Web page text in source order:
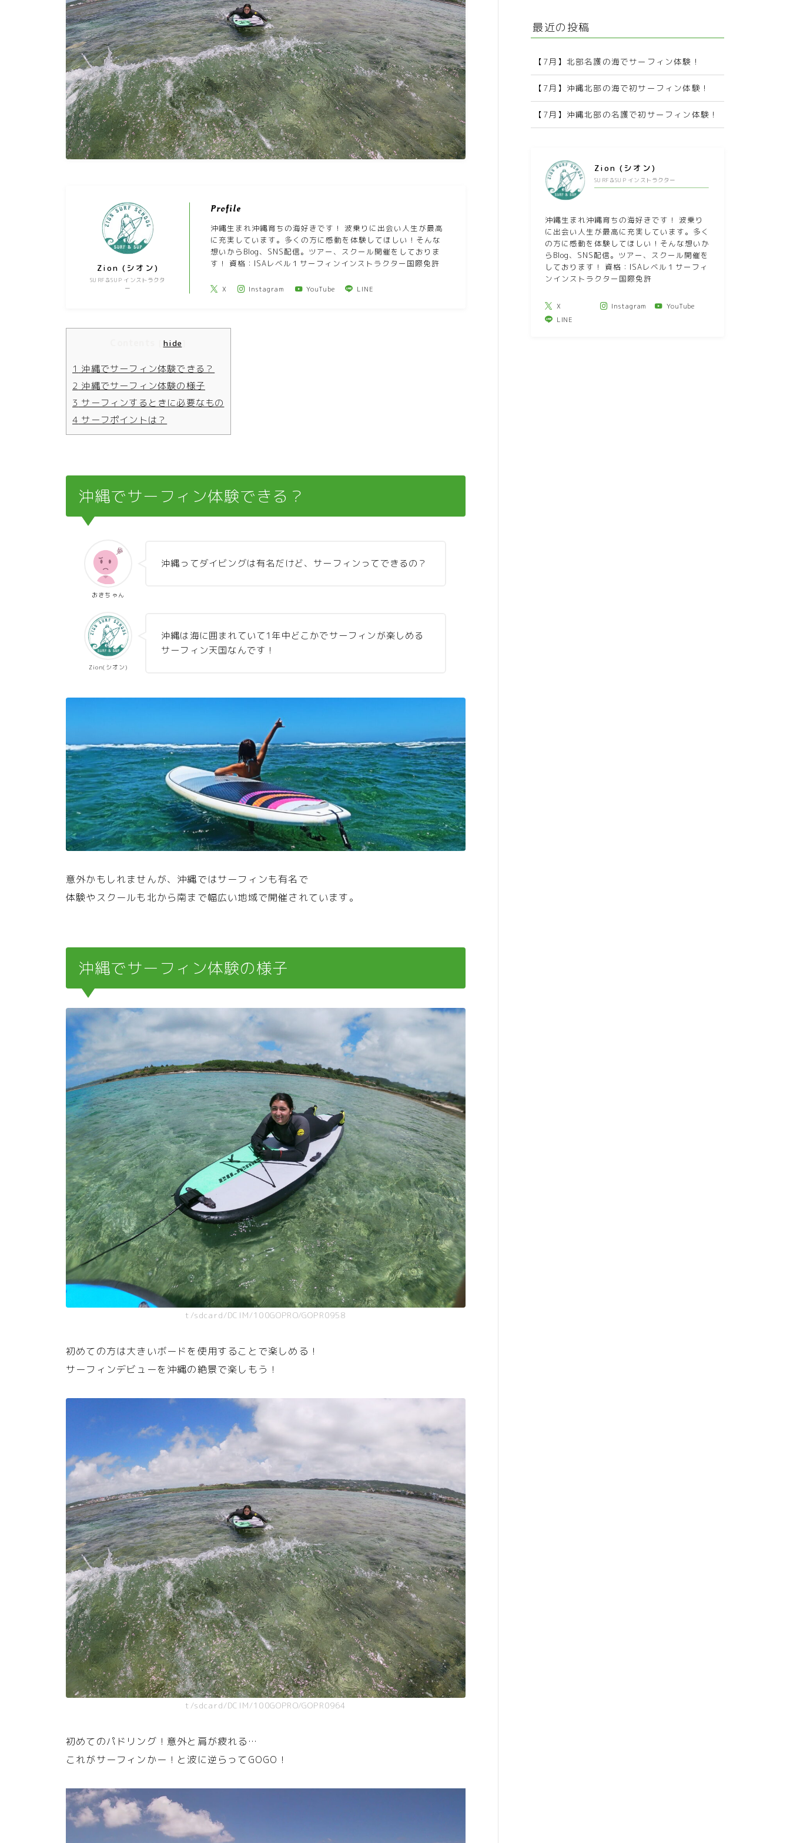
Zion (シオン)
SURF＆SUP インストラクタ
ー
Profile
沖縄生まれ沖縄育ちの海好きです！ 波乗りに出会い人生が最高
に充実しています。多くの方に感動を体験してほしい！そんな
想いからBlog、SNS配信。ツアー、スクール開催をしておりま
す！ 資格：ISAレベル１サーフィンインストラクター国際免許
X Instagram YouTube LINE
hide
1 沖縄でサーフィン体験できる？
2 沖縄でサーフィン体験の様子
3 サーフィンするときに必要なもの
4 サーフポイントは？
沖縄でサーフィン体験できる？
おきちゃん
沖縄ってダイビングは有名だけど、サーフィンってできるの？
Zion(シオン)
沖縄は海に囲まれていて1年中どこかでサーフィンが楽しめる
サーフィン天国なんです！
意外かもしれませんが、沖縄ではサーフィンも有名で
体験やスクールも北から南まで幅広い地域で開催されています。
沖縄でサーフィン体験の様子
t/sdcard/DCIM/100GOPRO/GOPR0958
初めての方は大きいボードを使用することで楽しめる！
サーフィンデビューを沖縄の絶景で楽しもう！
t/sdcard/DCIM/100GOPRO/GOPR0964
初めてのパドリング！意外と肩が疲れる…
これがサーフィンかー！と波に逆らってGOGO！
最近の投稿
【7月】北部名護の海でサーフィン体験！
【7月】沖縄北部の海で初サーフィン体験！
【7月】沖縄北部の名護で初サーフィン体験！
Zion (シオン)
SURF＆SUP インストラクター
沖縄生まれ沖縄育ちの海好きです！ 波乗り
に出会い人生が最高に充実しています。多く
の方に感動を体験してほしい！そんな想いか
らBlog、SNS配信。ツアー、スクール開催を
しております！ 資格：ISAレベル１サーフィ
ンインストラクター国際免許
X Instagram
YouTube
LINE